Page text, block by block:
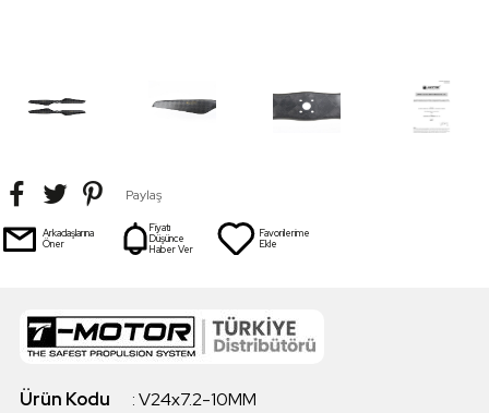
Paylaş
Arkadaşlarına
Öner
Fiyatı
Düşünce
Haber Ver
Favorilerime
Ekle
Ürün Kodu :V24x7.2-10MM